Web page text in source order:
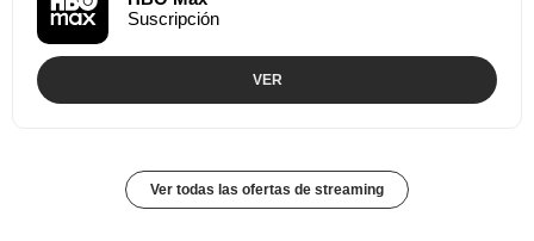
Suscripción
VER
Ver todas las ofertas de streaming